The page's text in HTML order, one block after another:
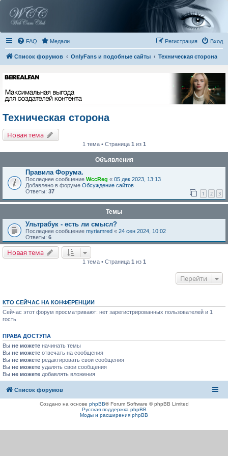
FAQ Медали Вход
Регистрация
Список форумов OnlyFans и подобные сайты Техническая сторона
Техническая сторона
Новая тема
1 тема • Страница 1 из 1
Объявления
Правила Форума.
Последнее сообщение WccReg « 05 дек 2023, 13:13
Добавлено в форуме Обсуждение сайтов
Ответы: 37 1 2 3
Темы
Ультрабук - есть ли смысл?
Последнее сообщение myriamred « 24 сен 2024, 10:02
Ответы: 6
Новая тема
1 тема • Страница 1из 1
Перейти
КТО СЕЙЧАС НА КОНФЕРЕНЦИИ
Сейчас этот форум просматривают: нет зарегистрированных пользователей и 1
гость
ПРАВА ДОСТУПА
Вы не можете начинать темы
Вы не можете отвечать на сообщения
Вы не можете редактировать свои сообщения
Вы не можете удалять свои сообщения
Вы не можете добавлять вложения
Список форумов
Создано на основе phpBB® Forum Software © phpBB Limited
Русская поддержка phpBB
Моды и расширения phpBB